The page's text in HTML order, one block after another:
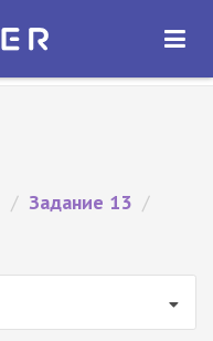
ОТКРЫТЬ
/ Задание 13 /